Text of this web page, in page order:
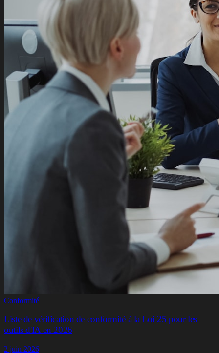
Conformité
Liste de vérification de conformité à la Loi 25 pour les
outils d'IA en 2026
2 juin 2026